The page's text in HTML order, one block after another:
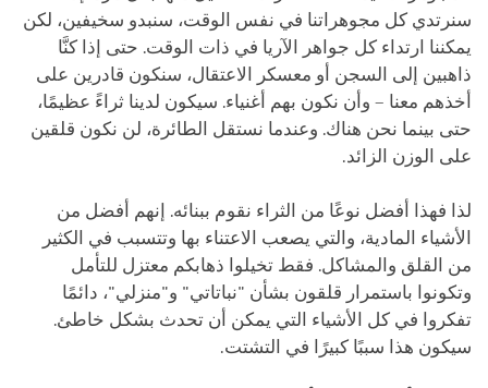
سنرتدي كل مجوهراتنا في نفس الوقت، سنبدو سخيفين، لكن
يمكننا ارتداء كل جواهر الآريا في ذات الوقت. حتى إذا كنَّا
ذاهبين إلى السجن أو معسكر الاعتقال، سنكون قادرين على
أخذهم معنا – وأن نكون بهم أغنياء. سيكون لدينا ثراءً عظيمًا،
حتى بينما نحن هناك. وعندما نستقل الطائرة، لن نكون قلقين
على الوزن الزائد.
لذا فهذا أفضل نوعًا من الثراء نقوم ببنائه. إنهم أفضل من
الأشياء المادية، والتي يصعب الاعتناء بها وتتسبب في الكثير
من القلق والمشاكل. فقط تخيلوا ذهابكم معتزل للتأمل
وتكونوا باستمرار قلقون بشأن "نباتاتي" و"منزلي"، دائمًا
تفكروا في كل الأشياء التي يمكن أن تحدث بشكل خاطئ.
سيكون هذا سببًا كبيرًا في التشتت.